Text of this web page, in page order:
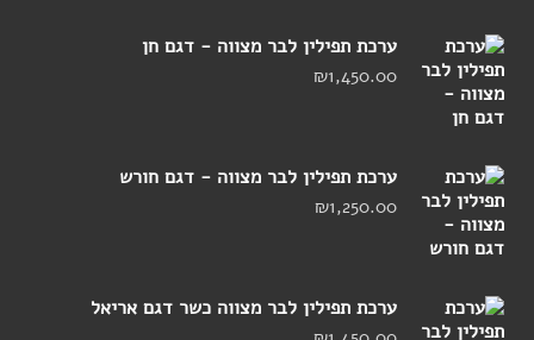
ערכת תפילין לבר מצווה - דגם חן
₪1,450.00
ערכת תפילין לבר מצווה - דגם חורש
₪1,250.00
ערכת תפילין לבר מצווה כשר דגם אריאל